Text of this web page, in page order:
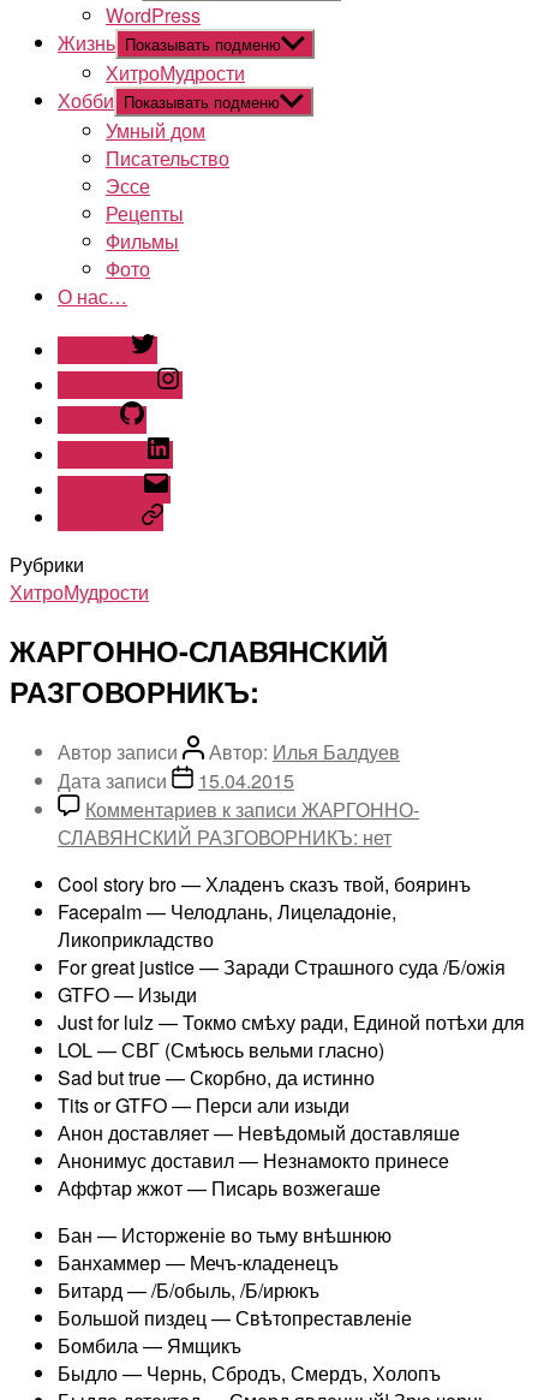
WordPress
Жизнь Показывать подменю
ХитроМудрости
Хобби Показывать подменю
Умный дом
Писательство
Эссе
Рецепты
Фильмы
Фото
О нас…
Рубрики
ХитроМудрости
ЖАРГОННО-СЛАВЯНСКИЙ
РАЗГОВОРНИКЪ:
Автор записи Автор: Илья Балдуев
Дата записи
15.04.2015
Комментариев к записи ЖАРГОННО-
СЛАВЯНСКИЙ РАЗГОВОРНИКЪ: нет
Cool story bro — Хладенъ сказъ твой, бояринъ
Facepalm — Челодлань, Лицеладоніе,
Ликоприкладство
For great justice — Заради Страшного суда /Б/ожія
GTFO — Изыди
Just for lulz — Токмо смѣху ради, Единой потѣхи для
LOL — СВГ (Смѣюсь вельми гласно)
Sad but true — Скорбно, да истинно
Tits or GTFO — Перси али изыди
Анон доставляет — Невѣдомый доставляше
Анонимус доставил — Незнамокто принесе
Аффтар жжот — Писарь возжегаше
Бан — Исторженіе во тьму внѣшнюю
Банхаммер — Мечъ-кладенецъ
Битард — /Б/обыль, /Б/ирюкъ
Большой пиздец — Свѣтопреставленіе
Бомбила — Ямщикъ
Быдло — Чернь, Сбродъ, Смердъ, Холопъ